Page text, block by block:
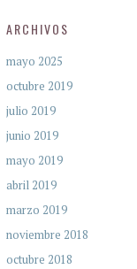
ARCHIVOS
mayo 2025
octubre 2019
julio 2019
junio 2019
mayo 2019
abril 2019
marzo 2019
noviembre 2018
octubre 2018